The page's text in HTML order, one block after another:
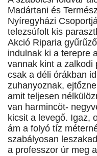
Madártani és
Nyíregyházi
telezsúfolt kis
Akció Riparia
indulnak ki a terepre
vannak kint a zalkodi
csak a déli órákban
zuhanyoznak,
amit teljesen
van harmincöt-
kicsit a levegő. Igaz,
ám a folyó tíz
szabályosan
a professzor úr meg